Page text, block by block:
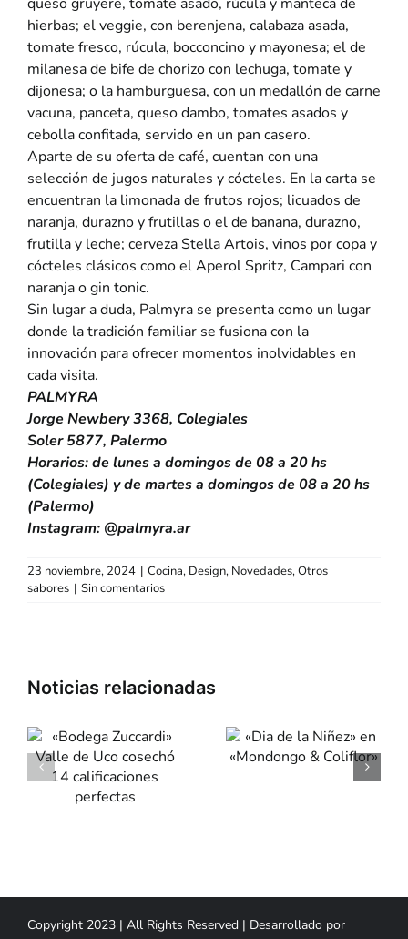
hierbas; el veggie, con berenjena, calabaza asada,
tomate fresco, rúcula, bocconcino y mayonesa; el de
milanesa de bife de chorizo con lechuga, tomate y
dijonesa; o la hamburguesa, con un medallón de carne
vacuna, panceta, queso dambo, tomates asados y
cebolla confitada, servido en un pan casero.
Aparte de su oferta de café, cuentan con una
selección de jugos naturales y cócteles. En la carta se
encuentran la limonada de frutos rojos; licuados de
naranja, durazno y frutillas o el de banana, durazno,
frutilla y leche; cerveza Stella Artois, vinos por copa y
cócteles clásicos como el Aperol Spritz, Campari con
naranja o gin tonic.
Sin lugar a duda, Palmyra se presenta como un lugar
donde la tradición familiar se fusiona con la
innovación para ofrecer momentos inolvidables en
cada visita.
PALMYRA
Jorge Newbery 3368, Colegiales
Soler 5877, Palermo
Horarios: de lunes a domingos de 08 a 20 hs
(Colegiales) y de martes a domingos de 08 a 20 hs
(Palermo)
Instagram: @palmyra.ar
23 noviembre, 2024 | Cocina, Design, Novedades,Otros
sabores | Sin comentarios
«Dia de la
Niñez» en
«Mondongo
& Coliflor»
Fondue:
Plato de
Copyright 2023 | All Rights Reserved | Desarrollado por